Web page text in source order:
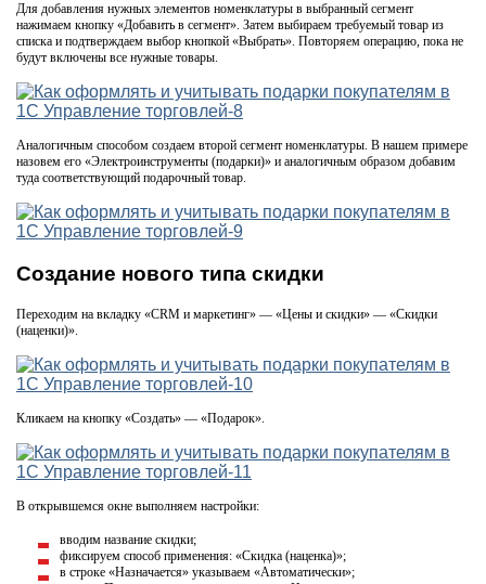
Для добавления нужных элементов номенклатуры в выбранный сегмент
нажимаем кнопку «Добавить в сегмент». Затем выбираем требуемый товар из
списка и подтверждаем выбор кнопкой «Выбрать». Повторяем операцию, пока не
будут включены все нужные товары.
Аналогичным способом создаем второй сегмент номенклатуры. В нашем примере
назовем его «Электроинструменты (подарки)» и аналогичным образом добавим
туда соответствующий подарочный товар.
Создание нового типа скидки
Переходим на вкладку «CRM и маркетинг» — «Цены и скидки» — «Скидки
(наценки)».
Кликаем на кнопку «Создать» — «Подарок».
В открывшемся окне выполняем настройки:
вводим название скидки;
фиксируем способ применения: «Скидка (наценка)»;
в строке «Назначается» указываем «Автоматически»;